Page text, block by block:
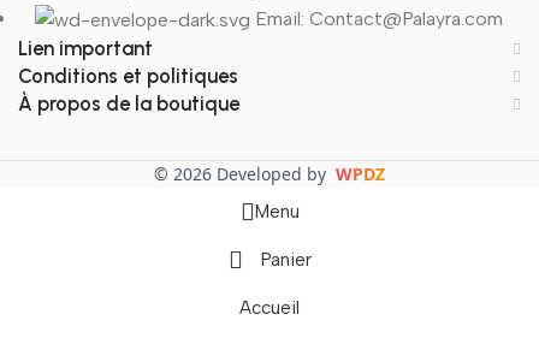
Email: Contact@Palayra.com
Lien important
Conditions et politiques
À propos de la boutique
© 2026 Developed by WPDZ
Menu
Panier
Accueil